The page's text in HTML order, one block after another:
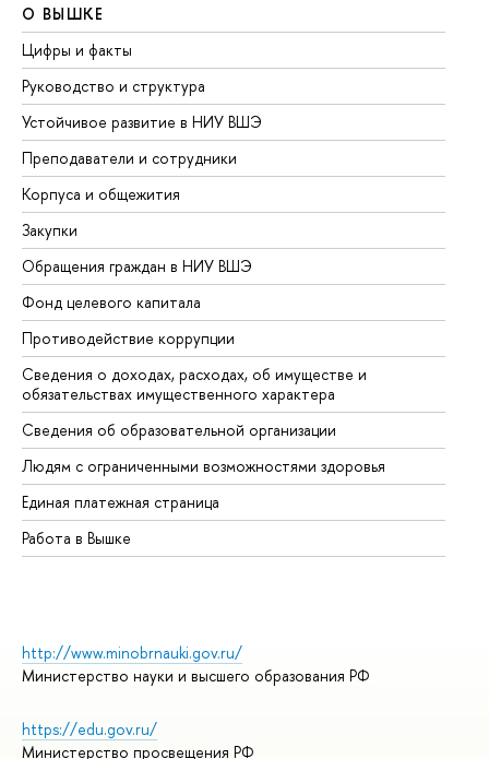
О ВЫШКЕ
Цифры и факты
Руководство и структура
Устойчивое развитие в НИУ ВШЭ
Преподаватели и сотрудники
Корпуса и общежития
Закупки
Обращения граждан в НИУ ВШЭ
Фонд целевого капитала
Противодействие коррупции
Сведения о доходах, расходах, об имуществе и
обязательствах имущественного характера
Сведения об образовательной организации
Людям с ограниченными возможностями здоровья
Единая платежная страница
Работа в Вышке
http://www.minobrnauki.gov.ru/
Министерство науки и высшего образования РФ
https://edu.gov.ru/
Министерство просвещения РФ